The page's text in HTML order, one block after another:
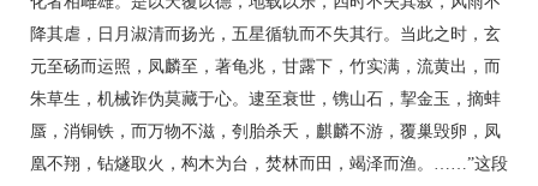
降其虐，日月淑清而扬光，五星循轨而不失其行。当此之时，玄
元至砀而运照，凤麟至，著龟兆，甘露下，竹实满，流黄出，而
朱草生，机械诈伪莫藏于心。逮至衰世，镌山石，挈金玉，摘蚌
蜃，消铜铁，而万物不滋，刳胎杀夭，麒麟不游，覆巢毁卵，凤
凰不翔，钻燧取火，构木为台，焚林而田，竭泽而渔。……”这段